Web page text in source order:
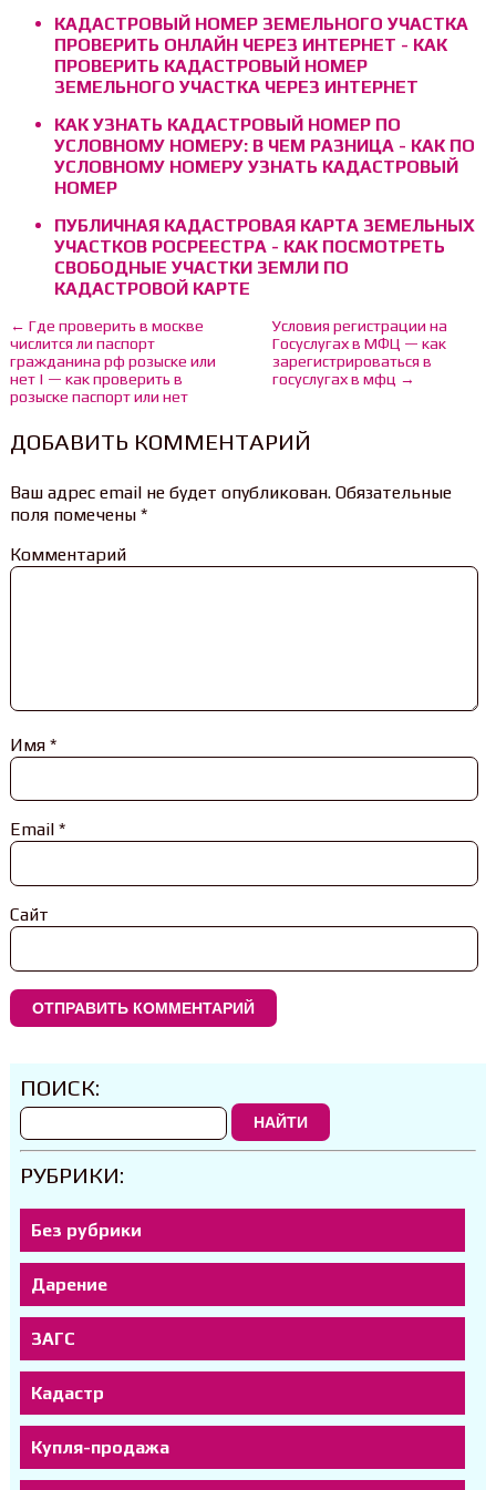
КАДАСТРОВЫЙ НОМЕР ЗЕМЕЛЬНОГО УЧАСТКА
ПРОВЕРИТЬ ОНЛАЙН ЧЕРЕЗ ИНТЕРНЕТ - КАК
ПРОВЕРИТЬ КАДАСТРОВЫЙ НОМЕР
ЗЕМЕЛЬНОГО УЧАСТКА ЧЕРЕЗ ИНТЕРНЕТ
КАК УЗНАТЬ КАДАСТРОВЫЙ НОМЕР ПО
УСЛОВНОМУ НОМЕРУ: В ЧЕМ РАЗНИЦА - КАК ПО
УСЛОВНОМУ НОМЕРУ УЗНАТЬ КАДАСТРОВЫЙ
НОМЕР
ПУБЛИЧНАЯ КАДАСТРОВАЯ КАРТА ЗЕМЕЛЬНЫХ
УЧАСТКОВ РОСРЕЕСТРА - КАК ПОСМОТРЕТЬ
СВОБОДНЫЕ УЧАСТКИ ЗЕМЛИ ПО
КАДАСТРОВОЙ КАРТЕ
← Где проверить в москве
числится ли паспорт
гражданина рф розыске или
нет | — как проверить в
розыске паспорт или нет
Условия регистрации на
Госуслугах в МФЦ — как
зарегистрироваться в
госуслугах в мфц →
ДОБАВИТЬ КОММЕНТАРИЙ
Ваш адрес email не будет опубликован.Обязательные
поля помечены *
Комментарий
Имя *
Email *
Сайт
ПОИСК:
НАЙТИ
РУБРИКИ:
Без рубрики
Дарение
ЗАГС
Кадастр
Купля-продажа